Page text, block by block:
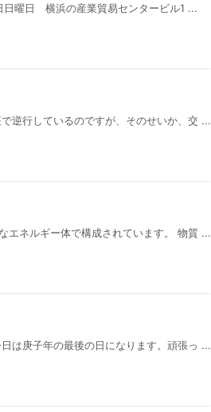
日曜日 横浜の産業貿易センタービル1 ...
逆行しているのですが、そのせいか、交 ...
エネルギー体で構成されています。 物質 ...
は庚子年の最後の日になります。頑張っ ...